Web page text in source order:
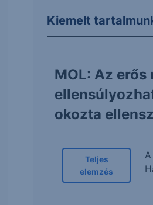
Kiemelt
MOL: Az
okozta
Teljes
elemzés